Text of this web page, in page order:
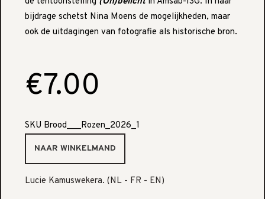
bijdrage schetst Nina Moens de mogelijkheden, maar
ook de uitdagingen van fotografie als historische bron.
€7.00
SKU Brood___Rozen_2026_1
Lucie Kamuswekera. (NL - FR - EN)